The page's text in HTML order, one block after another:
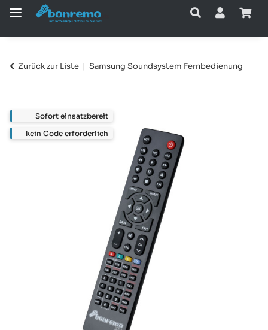
Zurück zur Liste Samsung Soundsystem Fernbedienung